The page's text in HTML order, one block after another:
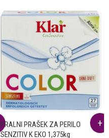
PRALNI PRAŠEK ZA PERILO
SENZITIV K EKO 1,375kg